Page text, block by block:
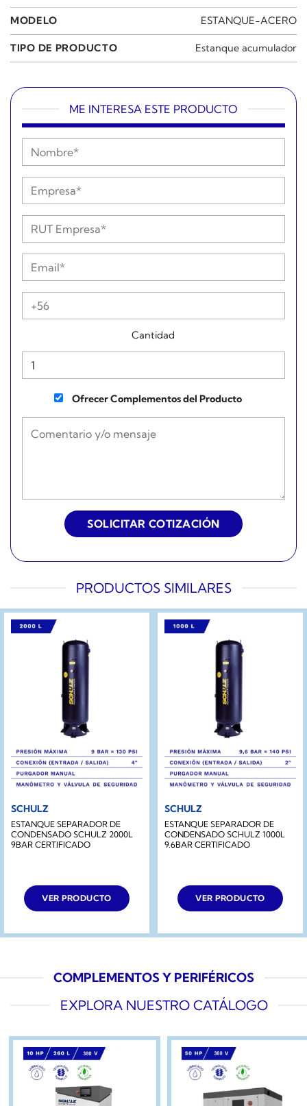
MODELO ESTANQUE-ACERO
TIPO DE PRODUCTO Estanque acumulador
ME INTERESA ESTE PRODUCTO
Cantidad
Ofrecer Complementos del Producto
PRODUCTOS SIMILARES
SCHULZ
ESTANQUE SEPARADOR DE
CONDENSADO SCHULZ 2000L
9BAR CERTIFICADO
VER PRODUCTO
SCHULZ
ESTANQUE SEPARADOR DE
CONDENSADO SCHULZ 1000L
9.6BAR CERTIFICADO
VER PRODUCTO
COMPLEMENTOS Y PERIFÉRICOS
EXPLORA NUESTRO CATÁLOGO